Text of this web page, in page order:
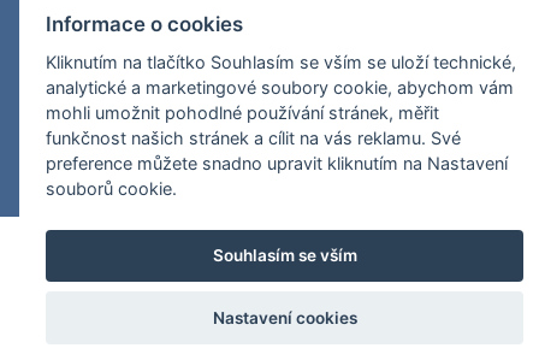
Informace o cookies
Kliknutím na tlačítko Souhlasím se vším se uloží technické,
analytické a marketingové soubory cookie, abychom vám
mohli umožnit pohodlné používání stránek, měřit
funkčnost našich stránek a cílit na vás reklamu. Své
preference můžete snadno upravit kliknutím na Nastavení
souborů cookie.
Souhlasím se vším
Nastavení cookies